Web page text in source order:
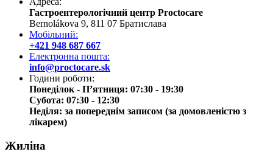
Гастроентерологічний центр Proctocare
Bernolákova 9, 811 07 Братислава
Мобільний:
+421 948 687 667
Електронна пошта:
info@proctocare.sk
Години роботи:
Понеділок - П’ятниця: 07:30 - 19:30
Субота: 07:30 - 12:30
Неділя: за попереднім записом (за домовленістю з
лікарем)
Жиліна